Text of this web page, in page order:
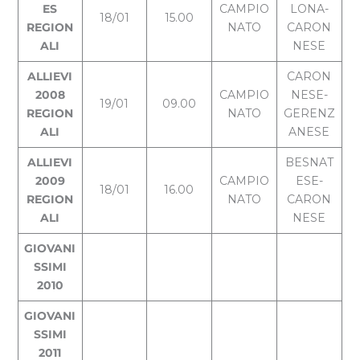
ES
REGION
ALI
18/01 15.00
CAMPIO
NATO
LONA-
CARON
NESE
ALLIEVI
2008
REGION
ALI
19/01 09.00
CAMPIO
NATO
CARON
NESE-
GERENZ
ANESE
ALLIEVI
2009
REGION
ALI
18/01 16.00
CAMPIO
NATO
BESNAT
ESE-
CARON
NESE
GIOVANI
SSIMI
2010
GIOVANI
SSIMI
2011